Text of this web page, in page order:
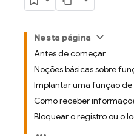
Nesta página
Antes de começar
Noções básicas sobre
Implantar uma função
Como receber
Bloquear o registro ou o